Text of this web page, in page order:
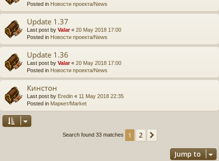
Posted in Новости проекта/News
Update 1.37
Last post by Valar« 20 May 2018 17:00
Posted in Новости проекта/News
Update 1.36
Last post by Valar« 20 May 2018 17:00
Posted in Новости проекта/News
Кинстон
Last post by Eredin « 11 May 2018 22:35
Posted in Маркет/Market
Search found 33 matches 1 2
Jump to